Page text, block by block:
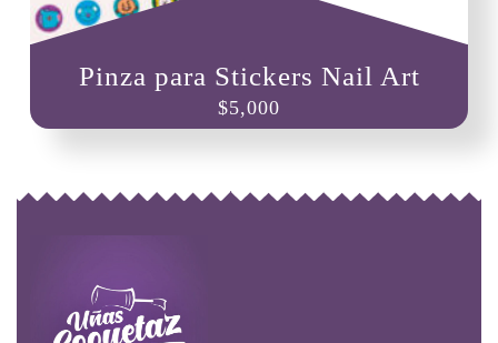
Pinza para Stickers Nail Art
$5,000